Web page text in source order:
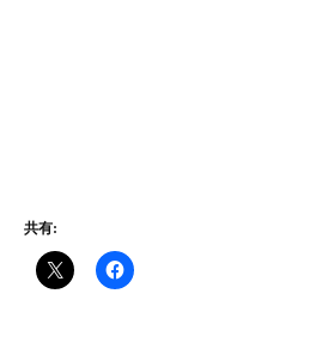
共有: